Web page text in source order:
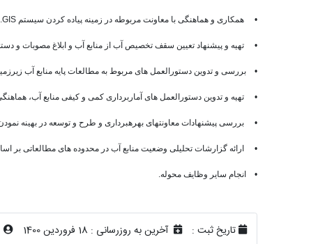
• همکاری و هماهنگی با معاونت مربوطه در زمینه پیاده کردن سیستم GIS.
• تهیه و پیشنهاد تعیین سقف تخصیص آب از منابع آب و ابلاغ مصوبات و
• بررسی و تدوین دستورالعمل های مربوط به مطالعات پایه منابع آب
• تهیه و تدوین دستورالعمل های آماربرداری کمی و کیفی منابع آب،
• بررسی پیشنهادات معاونتهای بهره­برداری و طرح و توسعه در بهینه نمودن
• ارائه گزارشات تحلیلی وضعیت منابع آب در محدوده های مطالعاتی بر
• انجام سایر وظایف محوله.
تاریخ ثبت : آخرین به روزرسانی : 18 فروردین 1400